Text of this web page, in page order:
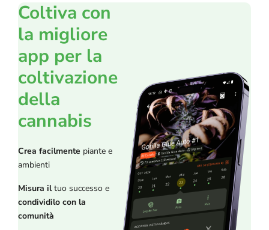
Coltiva con
la migliore
app per la
coltivazione
della
cannabis
Crea facilmente piante e
ambienti
Misura iltuo successo e
condividilo con la
comunità